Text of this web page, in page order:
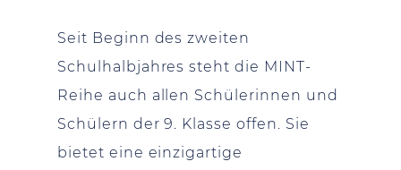
Seit Beginn des zweiten
Schulhalbjahres steht die MINT-
Reihe auch allen Schülerinnen und
Schülern der 9. Klasse offen. Sie
bietet eine einzigartige